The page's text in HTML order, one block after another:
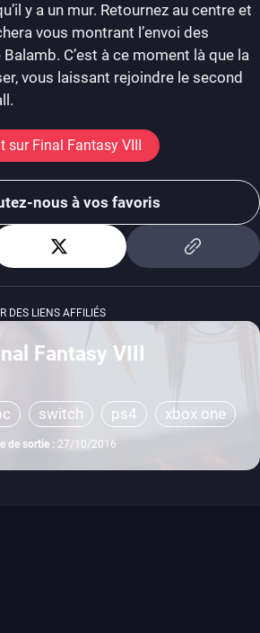
y a un mur. Retournez au centre et
vous montrant l’envoi des
C’est à ce moment là que la
vous laissant rejoindre le second
sur Final Fantasy VIII
nous à vos favoris
DES LIENS AFFILIÉS
Fantasy VIII
switch ps4 xbox one
de sortie : 27/10/2016